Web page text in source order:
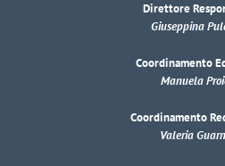
Direttore
Giuseppina
Coordinamento
Manuela
Coordinamento
Valeria